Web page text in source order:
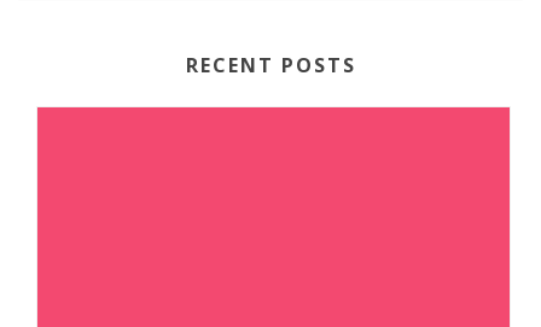
RECENT POSTS